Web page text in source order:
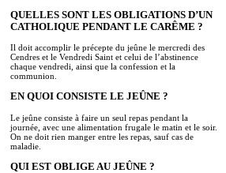
QUELLES SONT LES OBLIGATIONS D’UN
CATHOLIQUE PENDANT LE CARÊME ?
Il doit accomplir le précepte du jeûne le mercredi des
Cendres et le Vendredi Saint et celui de l’abstinence
chaque vendredi, ainsi que la confession et la
communion.
EN QUOI CONSISTE LE JEÛNE ?
Le jeûne consiste à faire un seul repas pendant la
journée, avec une alimentation frugale le matin et le soir.
On ne doit rien manger entre les repas, sauf cas de
maladie.
QUI EST OBLIGE AU JEÛNE ?